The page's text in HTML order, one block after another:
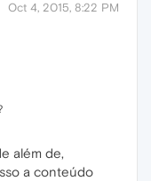
Oct 4, 2015, 8:22 PM
além de,
a conteúdo